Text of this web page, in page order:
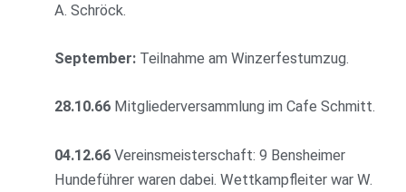
A. Schröck.
September: Teilnahme am Winzerfestumzug.
28.10.66 Mitgliederversammlung im Cafe Schmitt.
04.12.66 Vereinsmeisterschaft: 9 Bensheimer
Hundeführer waren dabei. Wettkampfleiter war W.